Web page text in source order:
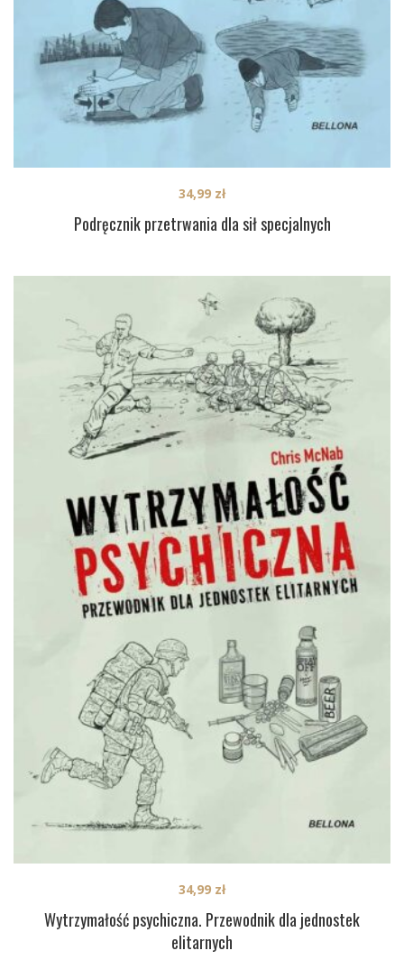
Podręcznik przetrwania dla sił specjalnych
34,99 zł
Wytrzymałość psychiczna. Przewodnik dla jednostek
elitarnych
34,99 zł